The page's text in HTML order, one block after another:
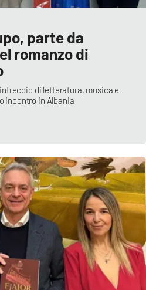
parte da
romanzo di
di letteratura, musica e
incontro in Albania